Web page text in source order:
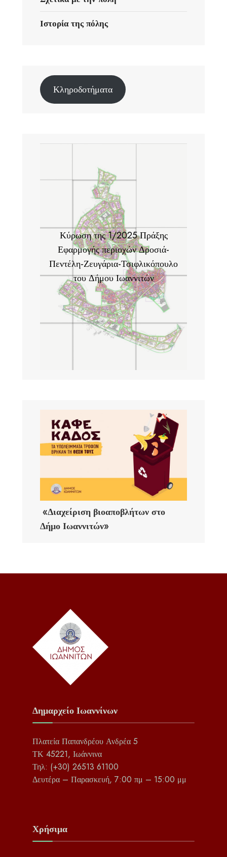
Ιστορία της πόλης
Κληροδοτήματα
Κύρωση της 1/2025 Πράξης
Εφαρμογής περιοχών Δροσιά-
Πεντέλη-Ζευγάρια-Τσιφλικόπουλο
του Δήμου Ιωαννιτών
«Διαχείριση βιοαποβλήτων στο
Δήμο Ιωαννιτών»
Δημαρχείο Ιωαννίνων
Πλατεία Παπανδρέου Ανδρέα 5
ΤΚ 45221, Ιωάννινα
Τηλ: (+30) 26513 61100
Δευτέρα – Παρασκευή, 7:00 πμ – 15:00 μμ
Χρήσιμα